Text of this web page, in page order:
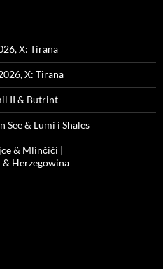
X: Tirana
X: Tirana
II & Butrint
See & Lumi i Shales
& Mlinčići |
& Herzegowina